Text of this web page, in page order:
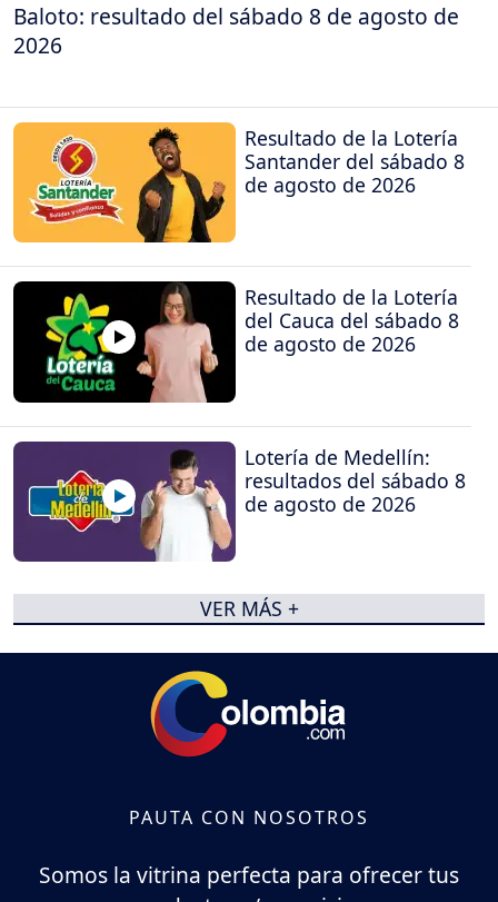
Baloto: resultado del sábado 8 de agosto de
2026
Resultado de la Lotería
Santander del sábado 8
de agosto de 2026
Resultado de la Lotería
del Cauca del sábado 8
de agosto de 2026
Lotería de Medellín:
resultados del sábado 8
de agosto de 2026
VER MÁS +
PAUTA CON NOSOTROS
Somos la vitrina perfecta para ofrecer tus